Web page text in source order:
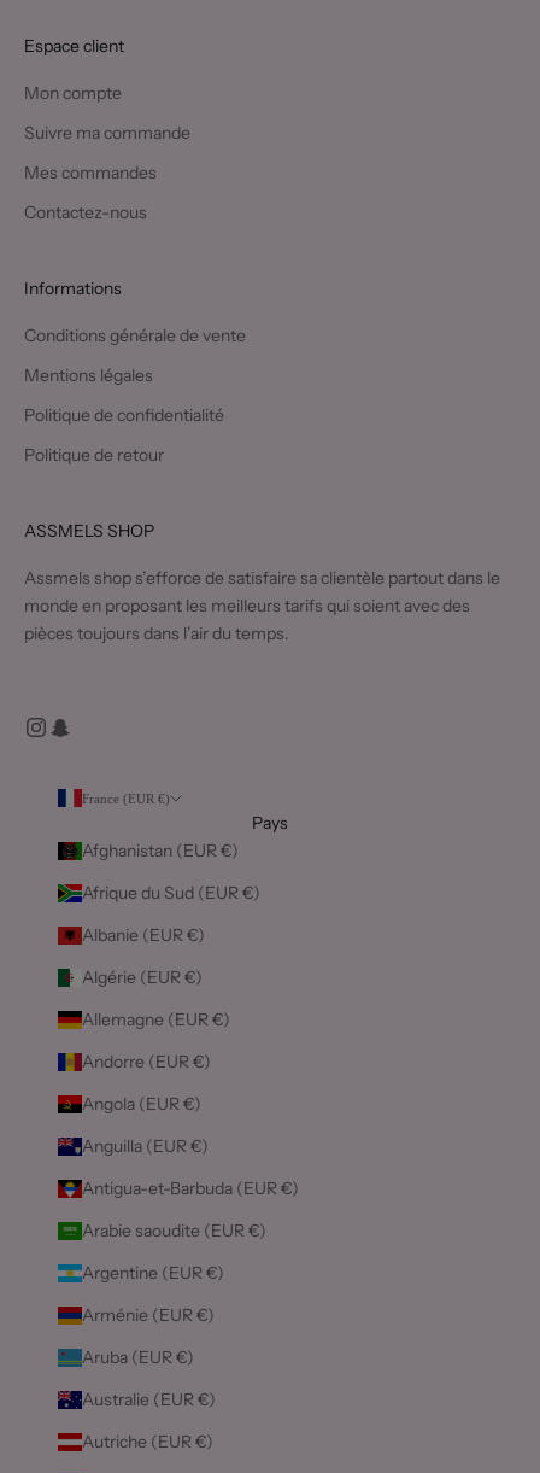
Espace client
Mon compte
Suivre ma commande
Mes commandes
Contactez-nous
Informations
Conditions générale de vente
Mentions légales
Politique de confidentialité
Politique de retour
ASSMELS SHOP
Assmels shop s’efforce de satisfaire sa clientèle partout dans le
monde en proposant les meilleurs tarifs qui soient avec des
pièces toujours dans l’air du temps.
France (EUR €)
Pays
Afghanistan (EUR €)
Afrique du Sud (EUR €)
Albanie (EUR €)
Algérie (EUR €)
Allemagne (EUR €)
Andorre (EUR €)
Angola (EUR €)
Anguilla (EUR €)
Antigua-et-Barbuda (EUR €)
Arabie saoudite (EUR €)
Argentine (EUR €)
Arménie (EUR €)
Aruba (EUR €)
Australie (EUR €)
Autriche (EUR €)